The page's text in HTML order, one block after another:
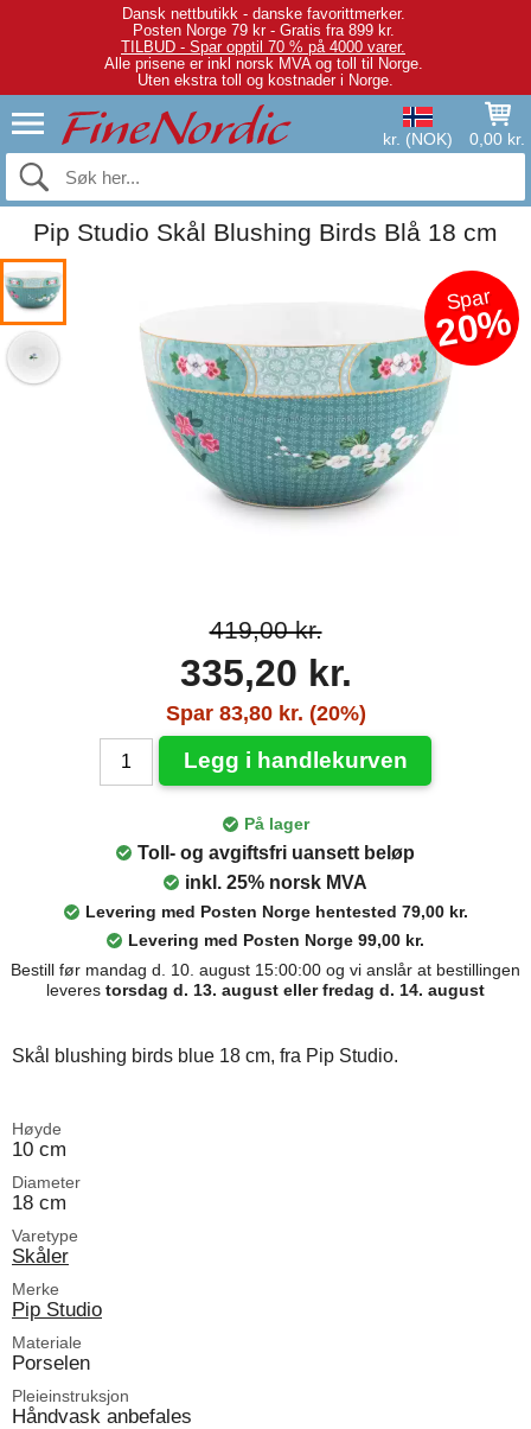
Dansk nettbutikk - danske favorittmerker.
Posten Norge 79 kr - Gratis fra 899 kr.
TILBUD - Spar opptil 70 % på 4000 varer.
Alle prisene er inkl norsk MVA og toll til Norge.
Uten ekstra toll og kostnader i Norge.
kr. (NOK) 0,00 kr.
Pip Studio Skål Blushing Birds Blå 18 cm
Spar
20%
419,00 kr.
335,20 kr.
Spar 83,80 kr. (20%)
Legg i handlekurven
På lager
Toll- og avgiftsfri uansett beløp
inkl. 25% norsk MVA
Levering med Posten Norge hentested 79,00 kr.
Levering med Posten Norge 99,00 kr.
Bestill før mandag d. 10. august 15:00:00 og vi anslår at bestillingen
leveres torsdag d. 13. august eller fredag d. 14. august
Skål blushing birds blue 18 cm, fra Pip Studio.
Høyde
10 cm
Diameter
18 cm
Varetype
Skåler
Merke
Pip Studio
Materiale
Porselen
Pleieinstruksjon
Håndvask anbefales